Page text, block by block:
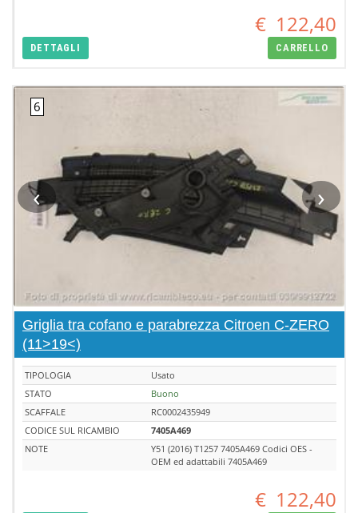
€ 122,40
DETTAGLI CARRELLO
‹ ›
Griglia tra cofano e parabrezza Citroen C-ZERO
(11>19<)
TIPOLOGIA
Usato
STATO
Buono
SCAFFALE
RC0002435949
CODICE SUL RICAMBIO
7405A469
NOTE
Y51 (2016) T1257 7405A469 Codici OES -
OEM ed adattabili 7405A469
€ 122,40